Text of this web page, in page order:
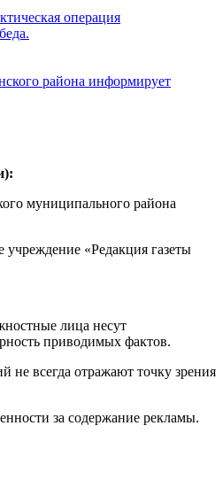
операция
района информирует
муниципального района
«Редакция газеты
лица несут
приводимых фактов.
не всегда отражают точку зрения
за содержание рекламы.